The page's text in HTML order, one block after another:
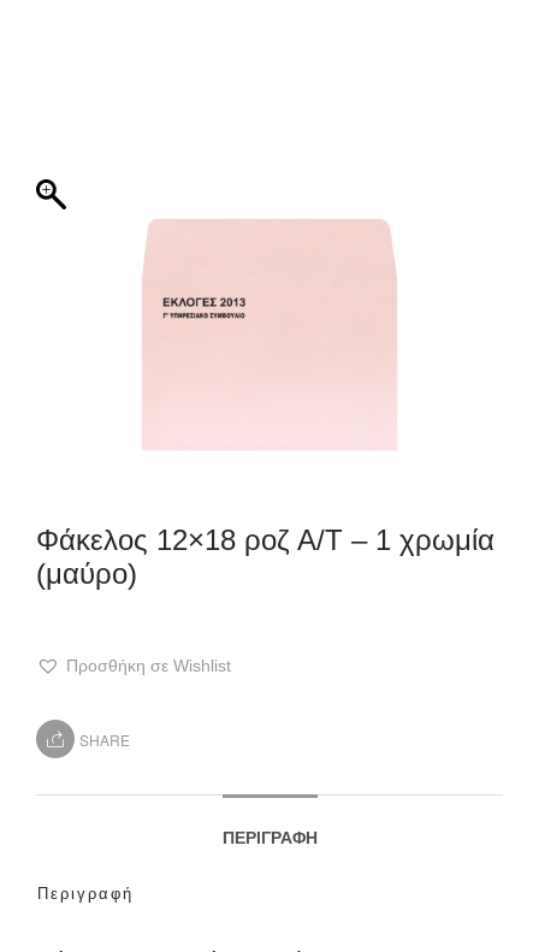
ΠΡΟΣΚΛΗΤΗΡΙΟ
Φάκελος 12×18 ροζ Α/Τ – 1 χρωμία
(μαύρο)
Προσθήκη σε Wishlist
SHARE
ΠΕΡΙΓΡΑΦΉ
Περιγραφή